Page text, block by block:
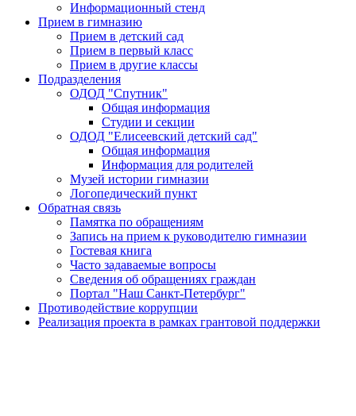
Информационный стенд
Прием в гимназию
Прием в детский сад
Прием в первый класс
Прием в другие классы
Подразделения
ОДОД "Спутник"
Общая информация
Студии и секции
ОДОД "Елисеевский детский сад"
Общая информация
Информация для родителей
Музей истории гимназии
Логопедический пункт
Обратная связь
Памятка по обращениям
Запись на прием к руководителю гимназии
Гостевая книга
Часто задаваемые вопросы
Сведения об обращениях граждан
Портал "Наш Санкт-Петербург"
Противодействие коррупции
Реализация проекта в рамках грантовой поддержки